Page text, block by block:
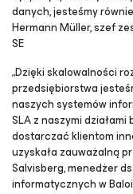
danych, jesteśmy
Hermann Müller, szef
SE
„Dzięki skalowalności
przedsiębiorstwa
naszych systemów
SLA z naszymi
dostarczać klientom
uzyskała zauważalną
Salvisberg, menedżer
informatycznych w